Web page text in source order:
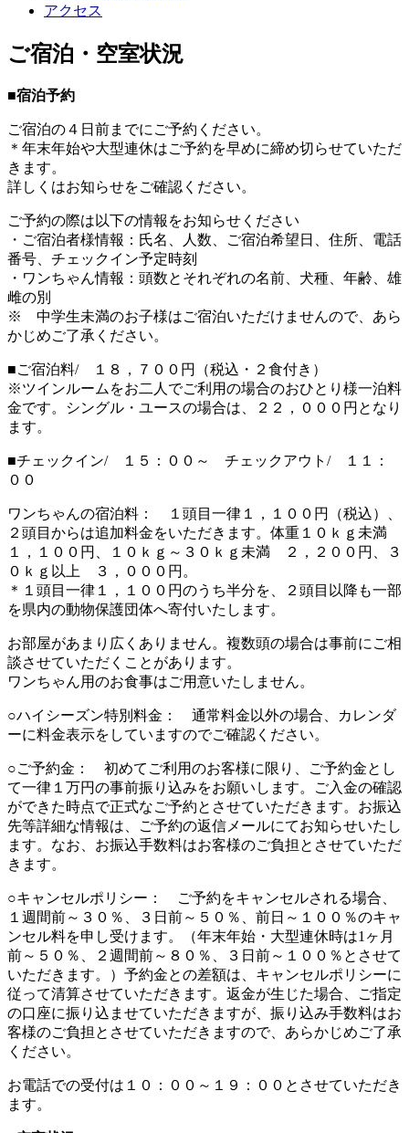
アクセス
ご宿泊・空室状況
■宿泊予約
ご宿泊の４日前までにご予約ください。
＊年末年始や大型連休はご予約を早めに締め切らせていただ
きます。
詳しくはお知らせをご確認ください。
ご予約の際は以下の情報をお知らせください
・ご宿泊者様情報：氏名、人数、ご宿泊希望日、住所、電話
番号、チェックイン予定時刻
・ワンちゃん情報：頭数とそれぞれの名前、犬種、年齢、雄
雌の別
※ 中学生未満のお子様はご宿泊いただけませんので、あら
かじめご了承ください。
■ご宿泊料/ １８，７００円（税込・２食付き）
※ツインルームをお二人でご利用の場合のおひとり様一泊料
金です。シングル・ユースの場合は、２２，０００円となり
ます。
■チェックイン/ １５：００～ チェックアウト/ １１：
００
ワンちゃんの宿泊料： １頭目一律１，１００円（税込）、
２頭目からは追加料金をいただきます。体重１０ｋｇ未満
１，１００円、１０ｋｇ～３０ｋｇ未満 ２，２００円、３
０ｋｇ以上 ３，０００円。
＊１頭目一律１，１００円のうち半分を、２頭目以降も一部
を県内の動物保護団体へ寄付いたします。
お部屋があまり広くありません。複数頭の場合は事前にご相
談させていただくことがあります。
ワンちゃん用のお食事はご用意いたしません。
○ハイシーズン特別料金： 通常料金以外の場合、カレンダ
ーに料金表示をしていますのでご確認ください。
○ご予約金： 初めてご利用のお客様に限り、ご予約金とし
て一律１万円の事前振り込みをお願いします。ご入金の確認
ができた時点で正式なご予約とさせていただきます。お振込
先等詳細な情報は、ご予約の返信メールにてお知らせいたし
ます。なお、お振込手数料はお客様のご負担とさせていただ
きます。
○キャンセルポリシー： ご予約をキャンセルされる場合、
１週間前～３０％、３日前～５０％、前日～１００％のキャ
ンセル料を申し受けます。（年末年始・大型連休時は1ヶ月
前～５０％、２週間前～８０％、３日前～１００％とさせて
いただきます。）予約金との差額は、キャンセルポリシーに
従って清算させていただきます。返金が生じた場合、ご指定
の口座に振り込ませていただきますが、振り込み手数料はお
客様のご負担とさせていただきますので、あらかじめご了承
ください。
お電話での受付は１０：００～１９：００とさせていただき
ます。